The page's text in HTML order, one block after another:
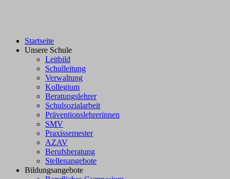
Startseite
Unsere Schule
Leitbild
Schulleitung
Verwaltung
Kollegium
Beratungslehrer
Schulsozialarbeit
Präventionslehrerinnen
SMV
Praxissemester
AZAV
Berufsberatung
Stellenangebote
Bildungsangebote